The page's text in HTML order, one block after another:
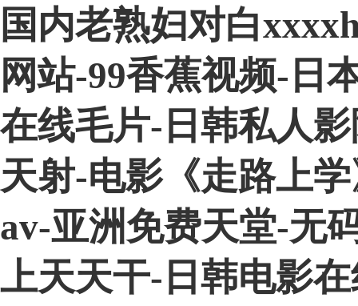
国内老熟妇对白
网站-99香蕉视频-日
在线毛片-日韩私人
天射-电影《走路上
av-亚洲免费天堂-无
上天天干-日韩电影